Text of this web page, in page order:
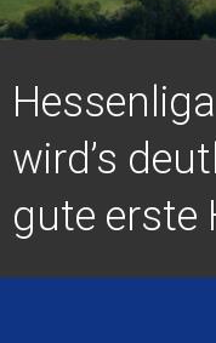
wird’s
gute erste